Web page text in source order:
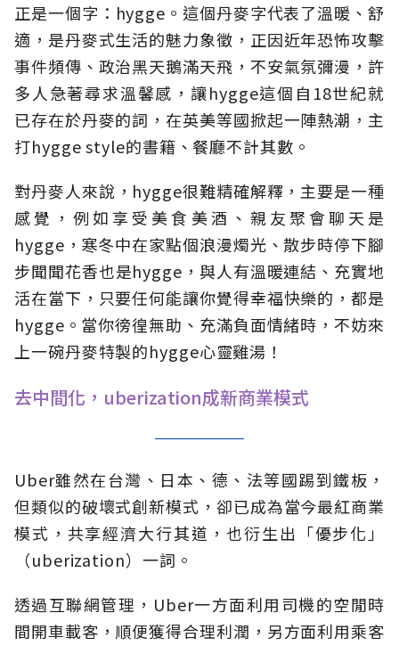
正是一個字：hygge。這個丹麥字代表了溫暖、舒
適，是丹麥式生活的魅力象徵，正因近年恐怖攻擊
事件頻傳、政治黑天鵝滿天飛，不安氣氛彌漫，許
多人急著尋求溫馨感，讓hygge這個自18世紀就
已存在於丹麥的詞，在英美等國掀起一陣熱潮，主
打hygge style的書籍、餐廳不計其數。
對丹麥人來說，hygge很難精確解釋，主要是一種
感覺，例如享受美食美酒、親友聚會聊天是
hygge，寒冬中在家點個浪漫燭光、散步時停下腳
步聞聞花香也是hygge，與人有溫暖連結、充實地
活在當下，只要任何能讓你覺得幸福快樂的，都是
hygge。當你徬徨無助、充滿負面情緒時，不妨來
上一碗丹麥特製的hygge心靈雞湯！
去中間化，uberization成新商業模式
Uber雖然在台灣、日本、德、法等國踢到鐵板，
但類似的破壞式創新模式，卻已成為當今最紅商業
模式，共享經濟大行其道，也衍生出「優步化」
（uberization）一詞。
透過互聯網管理，Uber一方面利用司機的空閒時
間開車載客，順便獲得合理利潤，另方面利用乘客